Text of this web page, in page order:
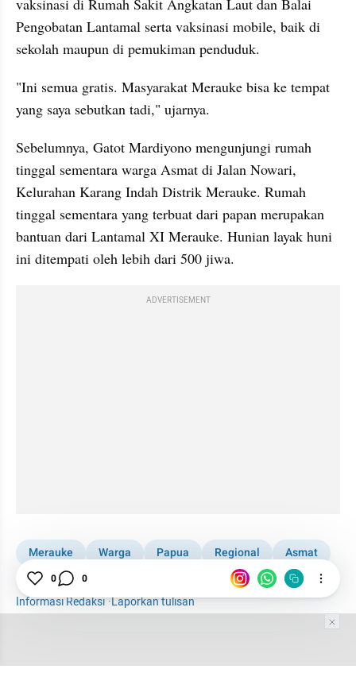
Pengobatan Lantamal serta vaksinasi mobile, baik di
sekolah maupun di pemukiman penduduk.
"Ini semua gratis. Masyarakat Merauke bisa ke tempat
yang saya sebutkan tadi," ujarnya.
Sebelumnya, Gatot Mardiyono mengunjungi rumah
tinggal sementara warga Asmat di Jalan Nowari,
Kelurahan Karang Indah Distrik Merauke. Rumah
tinggal sementara yang terbuat dari papan merupakan
bantuan dari Lantamal XI Merauke. Hunian layak huni
ini ditempati oleh lebih dari 500 jiwa.
ADVERTISEMENT
Merauke Warga Papua Regional
Asmat
Vaksinasi
Suku Asmat
TNI AL
Informasi Redaksi·Laporkan tulisan
0 0